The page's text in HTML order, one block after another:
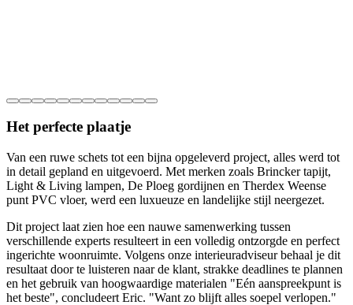
Het perfecte plaatje
Van een ruwe schets tot een bijna opgeleverd project, alles werd tot
in detail gepland en uitgevoerd. Met merken zoals Brincker tapijt,
Light & Living lampen, De Ploeg gordijnen en Therdex Weense
punt PVC vloer, werd een luxueuze en landelijke stijl neergezet.
Dit project laat zien hoe een nauwe samenwerking tussen
verschillende experts resulteert in een volledig ontzorgde en perfect
ingerichte woonruimte. Volgens onze interieuradviseur behaal je dit
resultaat door te luisteren naar de klant, strakke deadlines te plannen
en het gebruik van hoogwaardige materialen "Eén aanspreekpunt is
het beste", concludeert Eric. "Want zo blijft alles soepel verlopen."